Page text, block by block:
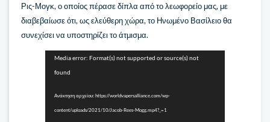
Ρις-Μογκ, ο οποίος πέρασε δίπλα από το λεωφορείο μας, με
διαβεβαίωσε ότι, ως ελεύθερη χώρα, το Ηνωμένο Βασίλειο θα
συνεχίσει να υποστηρίζει το άτμισμα.
Πρόγραμμα
Media error: Format(s) not supported or source(s) not
found
Ανάκτηση αρχείου: https://worldvapersalliance.com/wp-
content/uploads/2021/10/Jacob-Rees-Mogg.mp4?_=1